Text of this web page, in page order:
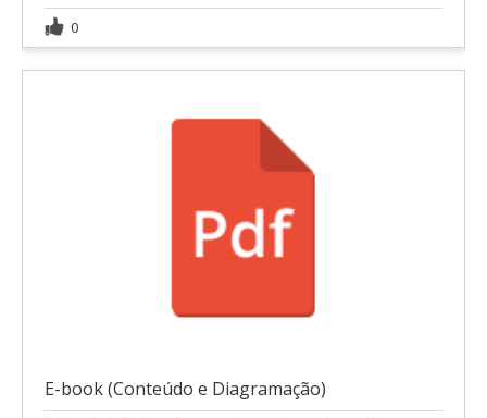
0
E-book (Conteúdo e Diagramação)